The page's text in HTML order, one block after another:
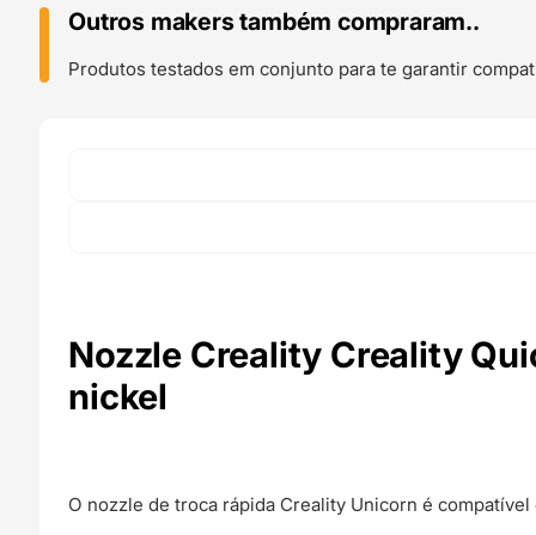
Outros makers também compraram..
Produtos testados em conjunto para te garantir
Nozzle Creality Creality
nickel
O nozzle de troca rápida Creality Unicorn é